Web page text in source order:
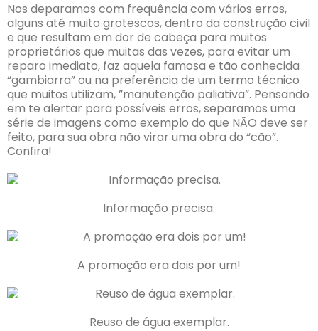
Nos deparamos com frequência com vários erros,
alguns até muito grotescos, dentro da construção civil
e que resultam em dor de cabeça para muitos
proprietários que muitas das vezes, para evitar um
reparo imediato, faz aquela famosa e tão conhecida
“gambiarra” ou na preferência de um termo técnico
que muitos utilizam, ”manutenção paliativa”. Pensando
em te alertar para possíveis erros, separamos uma
série de imagens como exemplo do que NÃO deve ser
feito, para sua obra não virar uma obra do “cão”.
Confira!
Informação precisa.
A promoção era dois por um!
Reuso de água exemplar.